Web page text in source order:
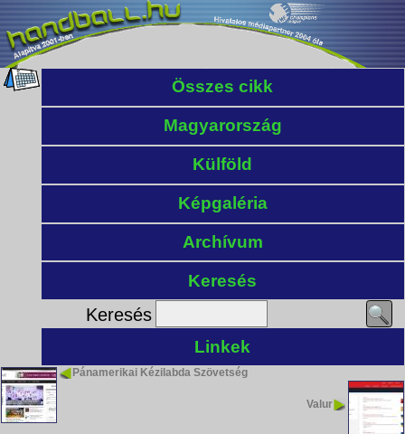
Összes cikk
Magyarország
Külföld
Képgaléria
Archívum
Keresés
Keresés
Linkek
Pánamerikai Kézilabda Szövetség
Valur